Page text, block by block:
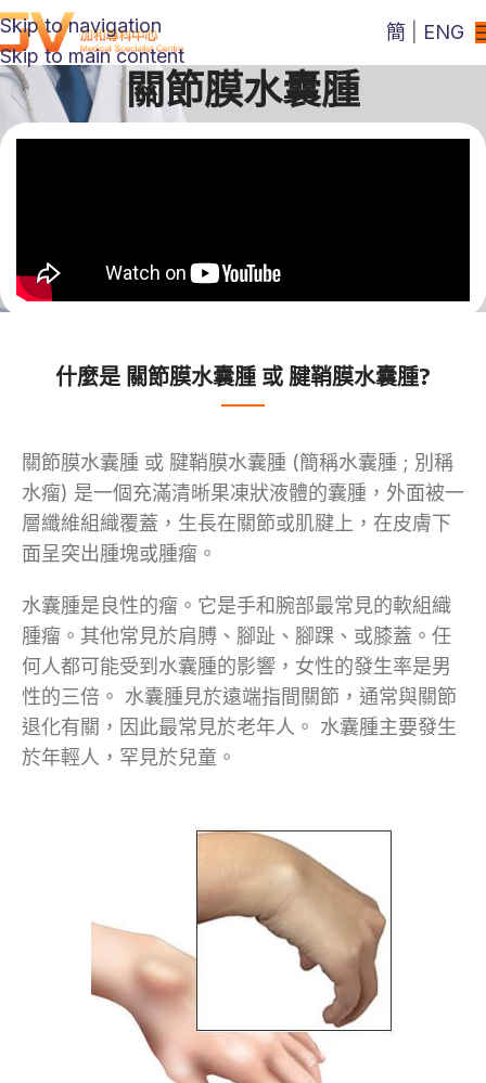
Skip to navigation
Skip to main content
簡 ENG
關節膜水囊腫
什麼是 關節膜水囊腫 或 腱鞘膜水囊腫?
關節膜水囊腫 或 腱鞘膜水囊腫 (簡稱水囊腫 ; 別稱
水瘤) 是一個充滿清晰果凍狀液體的囊腫，外面被一
層纖維組織覆蓋，生長在關節或肌腱上，在皮膚下
面呈突出腫塊或腫瘤。
水囊腫是良性的瘤。它是手和腕部最常見的軟組織
腫瘤。其他常見於肩膊、腳趾、腳踝、或膝蓋。任
何人都可能受到水囊腫的影響，女性的發生率是男
性的三倍。 水囊腫見於遠端指間關節，通常與關節
退化有關，因此最常見於老年人。 水囊腫主要發生
於年輕人，罕見於兒童。